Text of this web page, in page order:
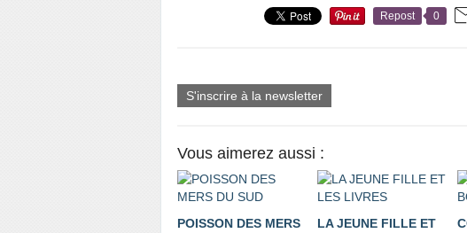
Repost 0
S'inscrire à la newsletter
Vous aimerez aussi :
POISSON DES MERS
LA JEUNE FILLE ET